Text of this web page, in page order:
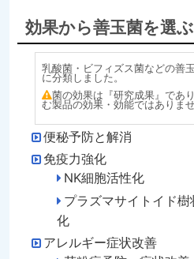
効果から善玉菌を選ぶ
乳酸菌・ビフィズス菌などの善
に分類しました。
菌の効果は『研究成果』であ
む製品の効果・効能ではありま
便秘予防と解消
免疫力強化
NK細胞活性化
プラズマサイトイド樹
化
アレルギー症状改善